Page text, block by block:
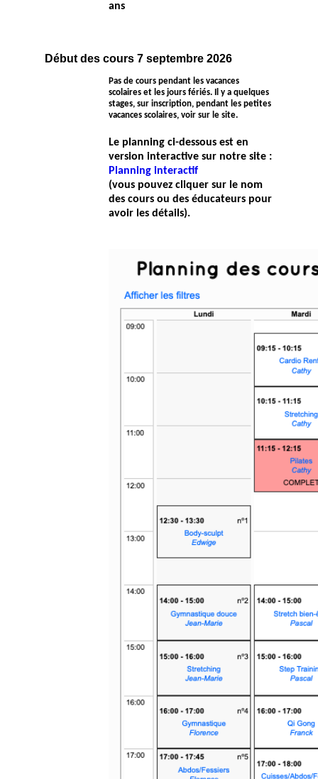
ans
Début des cours 7 septembre 2026
Pas de cours pendant les vacances
scolaires et les jours fériés. Il y a quelques
stages, sur inscription, pendant les petites
vacances scolaires, voir sur le site.
Le planning ci-dessous est en
version interactive sur notre site :
Planning interactif
(vous pouvez cliquer sur le nom
des cours ou des éducateurs pour
avoir les détails).